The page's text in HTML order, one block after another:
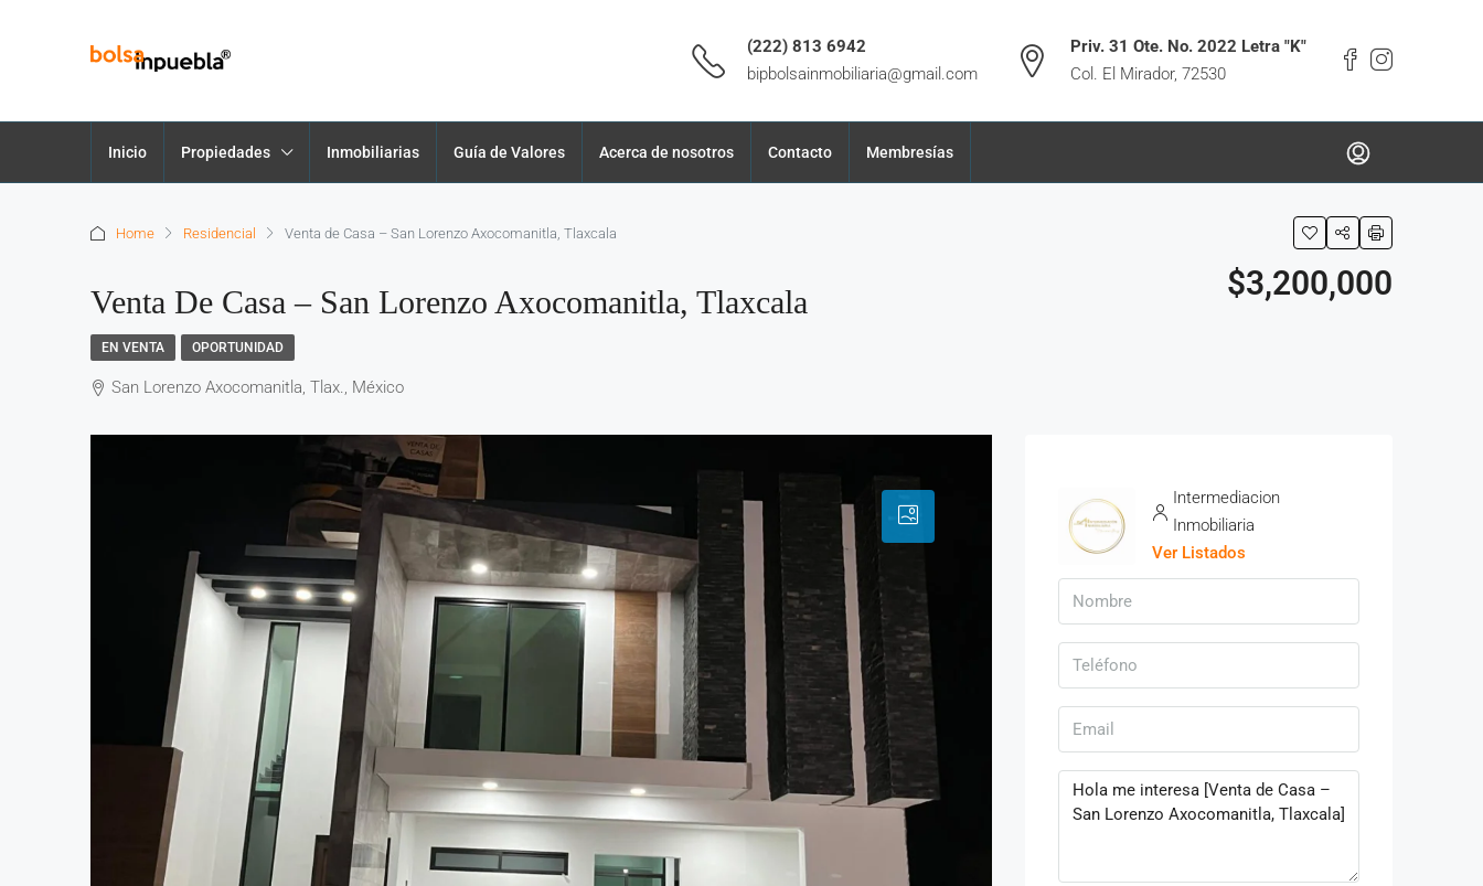
(222) 813 6942
bipbolsainmobiliaria@gmail.com
Priv. 31 Ote. No. 2022 Letra "K"
Col. El Mirador, 72530
Inicio Propiedades Inmobiliarias Guía de Valores Acerca de nosotros Contacto Membresías
Home Residencial Venta de Casa – San Lorenzo Axocomanitla, Tlaxcala
Venta De Casa – San Lorenzo Axocomanitla, Tlaxcala $3,200,000
EN VENTA OPORTUNIDAD
San Lorenzo Axocomanitla, Tlax., México
Intermediacion
Inmobiliaria
Ver Listados